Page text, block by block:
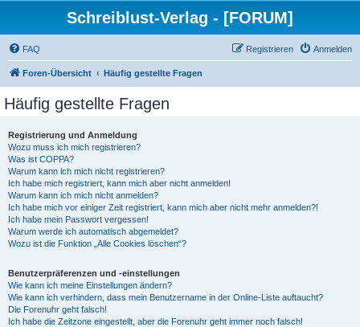
Schreiblust-Verlag - [FORUM]
FAQ Anmelden
Registrieren
Foren-Übersicht Häufig gestellte Fragen
Häufig gestellte Fragen
Registrierung und Anmeldung
Wozu muss ich mich registrieren?
Was ist COPPA?
Warum kann ich mich nicht registrieren?
Ich habe mich registriert, kann mich aber nicht anmelden!
Warum kann ich mich nicht anmelden?
Ich habe mich vor einiger Zeit registriert, kann mich aber nicht mehr anmelden?!
Ich habe mein Passwort vergessen!
Warum werde ich automatisch abgemeldet?
Wozu ist die Funktion „Alle Cookies löschen“?
Benutzerpräferenzen und -einstellungen
Wie kann ich meine Einstellungen ändern?
Wie kann ich verhindern, dass mein Benutzername in der Online-Liste auftaucht?
Die Forenuhr geht falsch!
Ich habe die Zeitzone eingestellt, aber die Forenuhr geht immer noch falsch!